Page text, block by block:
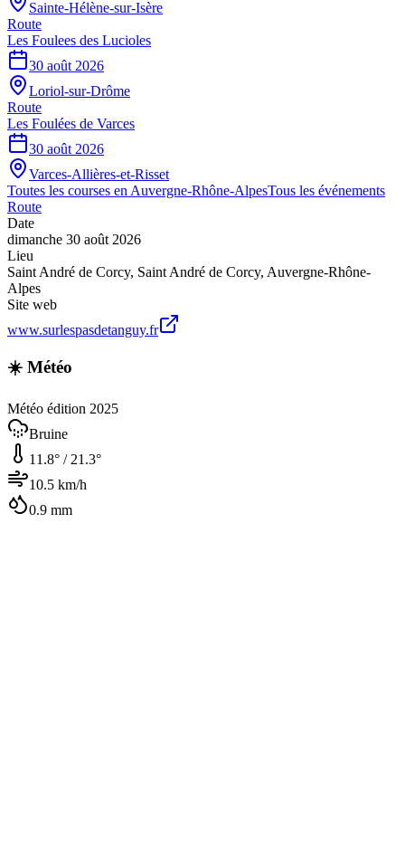
Sainte-Hélène-sur-Isère
Route
Les Foulees des Lucioles
30 août 2026
Loriol-sur-Drôme
Route
Les Foulées de Varces
30 août 2026
Varces-Allières-et-Risset
Toutes les courses en Auvergne-Rhône-AlpesTous les événements
Route
Date
dimanche 30 août 2026
Lieu
Saint André de Corcy, Saint André de Corcy, Auvergne-Rhône-
Alpes
Site web
www.surlespasdetanguy.fr
☀️ Météo
Météo édition 2025
Bruine
11.8° / 21.3°
10.5 km/h
0.9 mm